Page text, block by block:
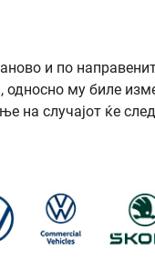
и по
му биле
на случајот ќе